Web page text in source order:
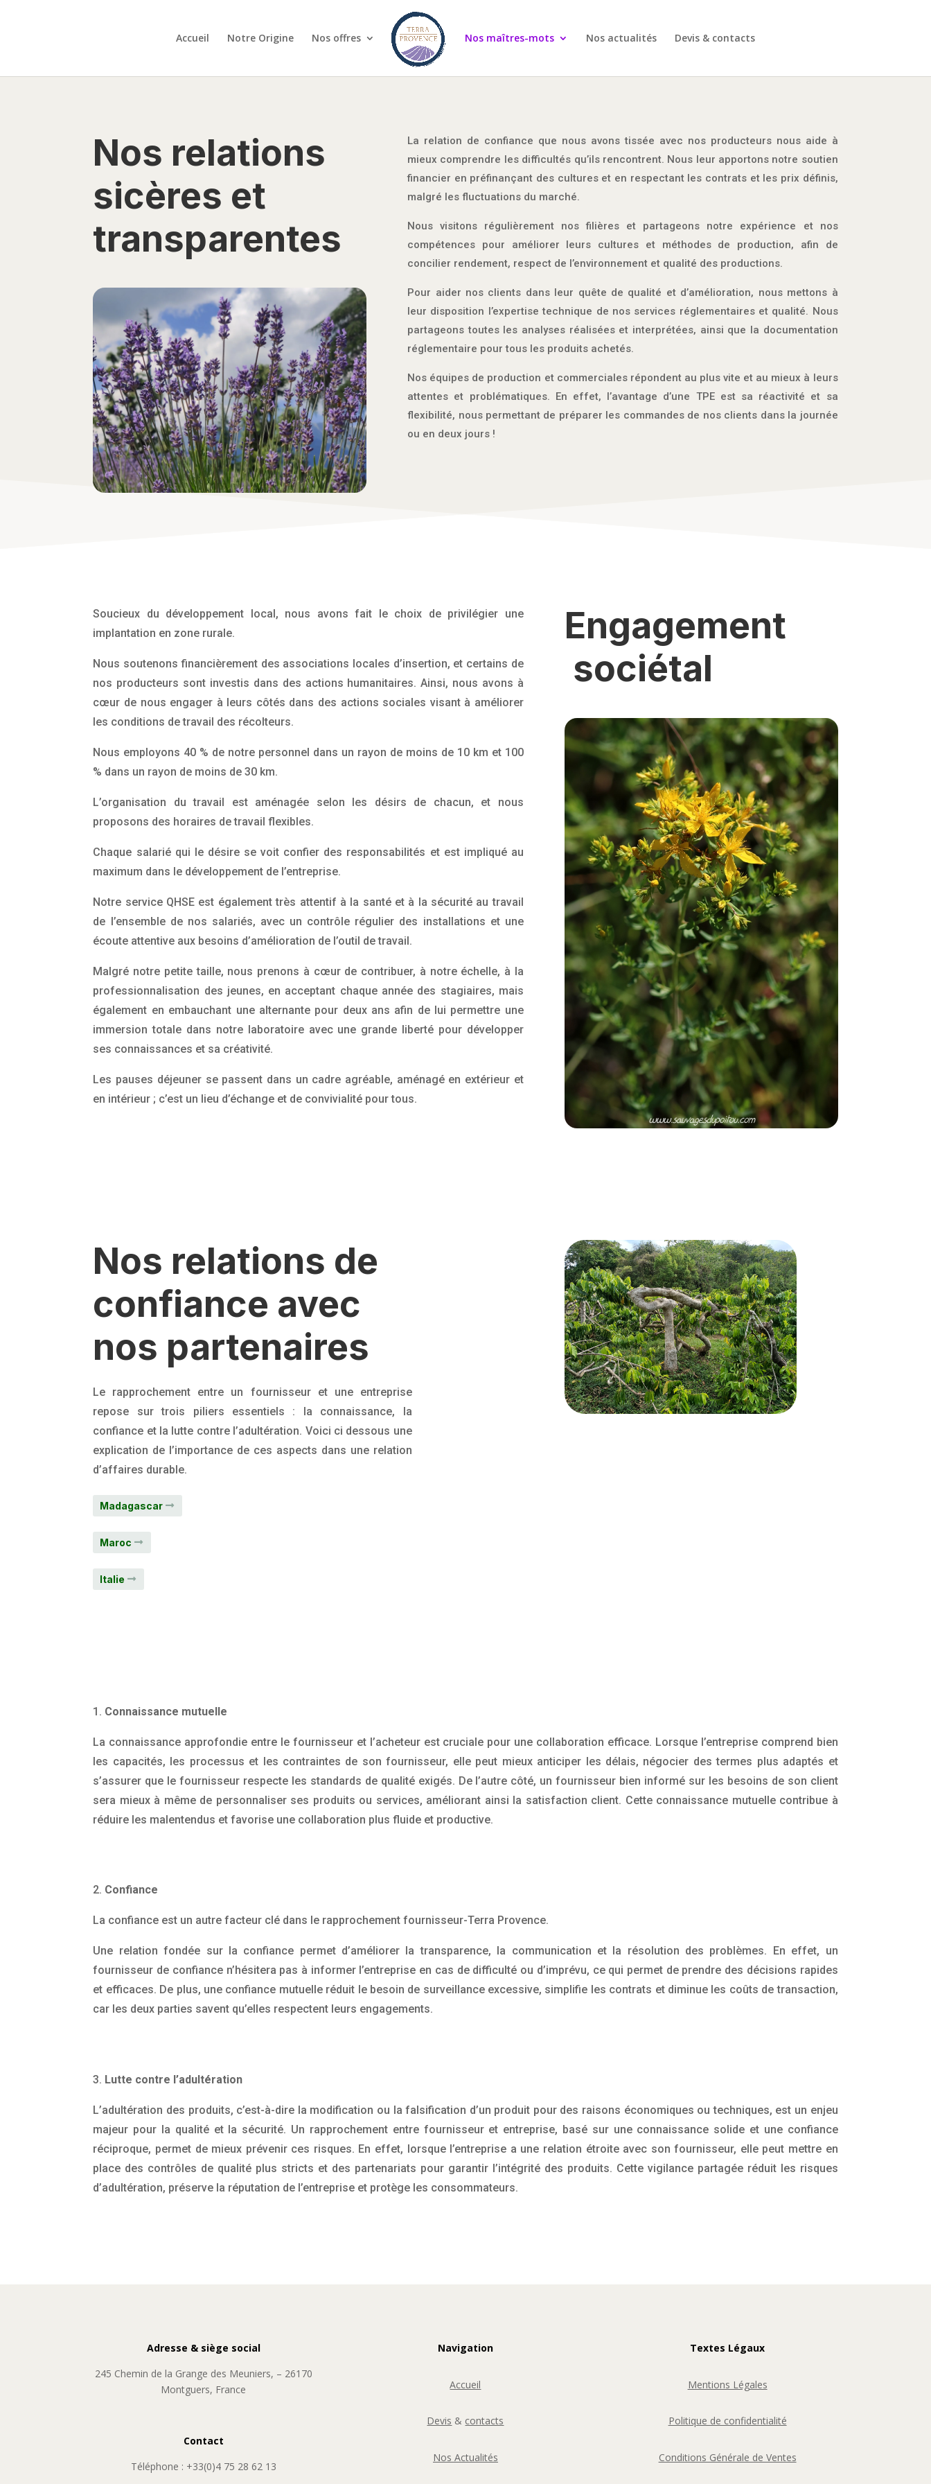
Accueil Notre Origine Nos offres Nos maîtres-mots Nos actualités Devis & contacts
Nos relations
sicères et
transparentes
La relation de confiance que nous avons tissée avec nos producteurs nous aide à
mieux comprendre les difficultés qu’ils rencontrent. Nous leur apportons notre soutien
financier en préfinançant des cultures et en respectant les contrats et les prix définis,
malgré les fluctuations du marché.
Nous visitons régulièrement nos filières et partageons notre expérience et nos
compétences pour améliorer leurs cultures et méthodes de production, afin de
concilier rendement, respect de l’environnement et qualité des productions.
Pour aider nos clients dans leur quête de qualité et d’amélioration, nous mettons à
leur disposition l’expertise technique de nos services réglementaires et qualité. Nous
partageons toutes les analyses réalisées et interprétées, ainsi que la documentation
réglementaire pour tous les produits achetés.
Nos équipes de production et commerciales répondent au plus vite et au mieux à leurs
attentes et problématiques. En effet, l’avantage d’une TPE est sa réactivité et sa
flexibilité, nous permettant de préparer les commandes de nos clients dans la journée
ou en deux jours !
Soucieux du développement local, nous avons fait le choix de privilégier une
implantation en zone rurale.
Nous soutenons financièrement des associations locales d’insertion, et certains de
nos producteurs sont investis dans des actions humanitaires. Ainsi, nous avons à
cœur de nous engager à leurs côtés dans des actions sociales visant à améliorer
les conditions de travail des récolteurs.
Nous employons 40 % de notre personnel dans un rayon de moins de 10 km et 100
% dans un rayon de moins de 30 km.
L’organisation du travail est aménagée selon les désirs de chacun, et nous
proposons des horaires de travail flexibles.
Chaque salarié qui le désire se voit confier des responsabilités et est impliqué au
maximum dans le développement de l’entreprise.
Notre service QHSE est également très attentif à la santé et à la sécurité au travail
de l’ensemble de nos salariés, avec un contrôle régulier des installations et une
écoute attentive aux besoins d’amélioration de l’outil de travail.
Malgré notre petite taille, nous prenons à cœur de contribuer, à notre échelle, à la
professionnalisation des jeunes, en acceptant chaque année des stagiaires, mais
également en embauchant une alternante pour deux ans afin de lui permettre une
immersion totale dans notre laboratoire avec une grande liberté pour développer
ses connaissances et sa créativité.
Les pauses déjeuner se passent dans un cadre agréable, aménagé en extérieur et
en intérieur ; c’est un lieu d’échange et de convivialité pour tous.
Engagement
sociétal
Nos relations de
confiance avec
nos partenaires
Le rapprochement entre un fournisseur et une entreprise
repose sur trois piliers essentiels : la connaissance, la
confiance et la lutte contre l’adultération. Voici ci dessous une
explication de l’importance de ces aspects dans une relation
d’affaires durable.
Madagascar
Maroc
Italie
1. Connaissance mutuelle
La connaissance approfondie entre le fournisseur et l’acheteur est cruciale pour une collaboration efficace. Lorsque l’entreprise comprend bien
les capacités, les processus et les contraintes de son fournisseur, elle peut mieux anticiper les délais, négocier des termes plus adaptés et
s’assurer que le fournisseur respecte les standards de qualité exigés. De l’autre côté, un fournisseur bien informé sur les besoins de son client
sera mieux à même de personnaliser ses produits ou services, améliorant ainsi la satisfaction client. Cette connaissance mutuelle contribue à
réduire les malentendus et favorise une collaboration plus fluide et productive.
2. Confiance
La confiance est un autre facteur clé dans le rapprochement fournisseur-Terra Provence.
Une relation fondée sur la confiance permet d’améliorer la transparence, la communication et la résolution des problèmes. En effet, un
fournisseur de confiance n’hésitera pas à informer l’entreprise en cas de difficulté ou d’imprévu, ce qui permet de prendre des décisions rapides
et efficaces. De plus, une confiance mutuelle réduit le besoin de surveillance excessive, simplifie les contrats et diminue les coûts de transaction,
car les deux parties savent qu’elles respectent leurs engagements.
3. Lutte contre l’adultération
L’adultération des produits, c’est-à-dire la modification ou la falsification d’un produit pour des raisons économiques ou techniques, est un enjeu
majeur pour la qualité et la sécurité. Un rapprochement entre fournisseur et entreprise, basé sur une connaissance solide et une confiance
réciproque, permet de mieux prévenir ces risques. En effet, lorsque l’entreprise a une relation étroite avec son fournisseur, elle peut mettre en
place des contrôles de qualité plus stricts et des partenariats pour garantir l’intégrité des produits. Cette vigilance partagée réduit les risques
d’adultération, préserve la réputation de l’entreprise et protège les consommateurs.
Adresse & siège social
245 Chemin de la Grange des Meuniers, – 26170
Montguers, France
Contact
Téléphone : +33(0)4 75 28 62 13
Navigation
Accueil
Devis & contacts
Nos Actualités
Textes Légaux
Mentions Légales
Politique de confidentialité
Conditions Générale de Ventes